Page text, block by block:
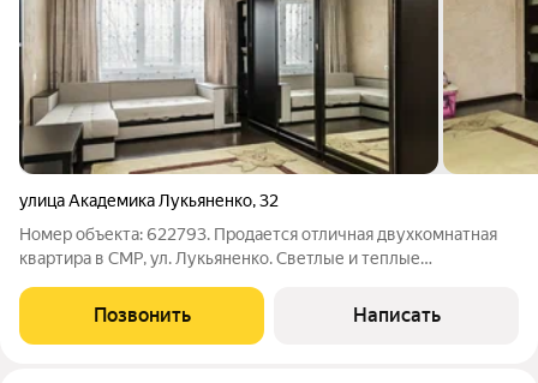
улица Академика Лукьяненко,32
Номер объекта: 622793. Продается отличная двухкомнатная
квартира в СМР, ул. Лукьяненко. Светлые и теплые
раздельный, балкон застеклен. На полу в комнатах ламинат,
плитка на кухне. Ванна и
Позвонить Написать